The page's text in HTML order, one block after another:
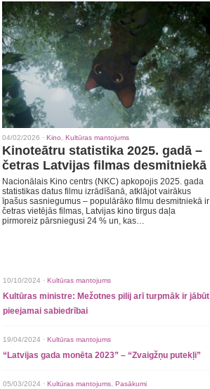
04/02/2026 · Kino Kultūras mantojums
Kinoteātru statistika 2025. gadā –
četras Latvijas filmas desmitniekā
Nacionālais Kino centrs (NKC) apkopojis 2025. gada
statistikas datus filmu izrādīšanā, atklājot vairākus
īpašus sasniegumus – populārāko filmu desmitniekā ir
četras vietējās filmas, Latvijas kino tirgus daļa
pirmoreiz pārsniegusi 24 % un, kas…
10/10/2024 · Kultūras mantojums
Kultūras ministre: Mežotnes pilij arī turpmāk ir jābūt
pieejamai sabiedrībai
19/04/2024 · Kultūras mantojums
“Latvijas gada monēta 2023” – “Zvaigžņu putekļi”
05/03/2024 · Kultūras mantojums Pasākumi